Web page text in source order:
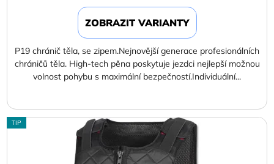
ZOBRAZIT VARIANTY
P19 chránič těla, se zipem.Nejnovější generace profesionálních
chráničů těla. High-tech pěna poskytuje jezdci nejlepší možnou
volnost pohybu s maximální bezpečností.Individuální...
TIP